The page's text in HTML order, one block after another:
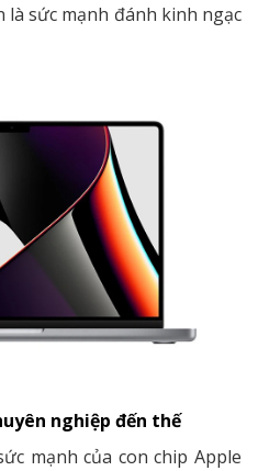
sức mạnh đánh kinh ngạc
nghiệp đến thế
mạnh của con chip Apple